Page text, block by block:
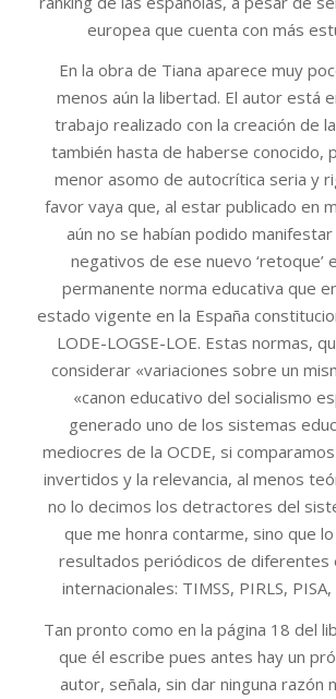
europea que cuenta con más
En la obra de Tiana aparece muy
menos aún la libertad. El autor está
trabajo realizado con la creación de
también hasta de haberse conocido,
menor asomo de autocrítica seria y
favor vaya que, al estar publicado en
aún no se habían podido
negativos de ese nuevo ‘retoque’
permanente norma educativa que
estado vigente en la España
LODE-LOGSE-LOE. Estas normas,
considerar «variaciones sobre un
«canon educativo del socialismo
generado uno de los sistemas
mediocres de la OCDE, si
invertidos y la relevancia, al menos
no lo decimos los detractores del
que me honra contarme, sino que
resultados periódicos de diferentes
internacionales: TIMSS, PIRLS,
Tan pronto como en la página 18 del
que él escribe pues antes hay un
autor, señala, sin dar ninguna razón